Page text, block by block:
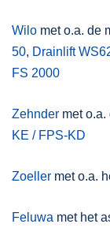
Wilo met o.a. de
50, Drainlift
FS 2000
Zehnder met
KE / FPS-KD
Zoeller met o.a.
Feluwa met het